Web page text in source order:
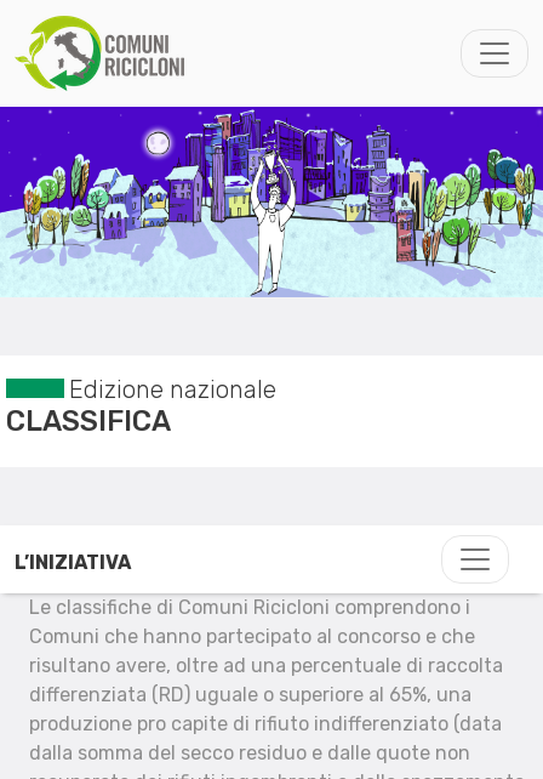
Edizione nazionale
CLASSIFICA
L’INIZIATIVA
Le classifiche di Comuni Ricicloni comprendono i
Comuni che hanno partecipato al concorso e che
risultano avere, oltre ad una percentuale di raccolta
differenziata (RD) uguale o superiore al 65%, una
produzione pro capite di rifiuto indifferenziato (data
dalla somma del secco residuo e dalle quote non